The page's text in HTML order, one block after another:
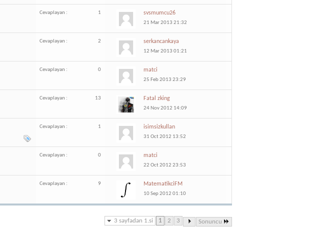
Cevaplayan : 1 svsmumcu26
21 Mar 2013 21:32
Cevaplayan : 2 serkancankaya
12 Mar 2013 01:21
Cevaplayan : 0 matci
25 Feb 2013 23:29
Cevaplayan : 13 Fatal zking
24 Nov 2012 14:09
Cevaplayan : 1 isimsizkullan
31 Oct 2012 13:52
Cevaplayan : 0 matci
22 Oct 2012 23:53
Cevaplayan : 9 MatematikciFM
10 Sep 2012 01:10
3 sayfadan 1.si 1 2 3 Sonuncu